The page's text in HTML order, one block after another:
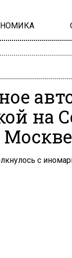
на
Москве